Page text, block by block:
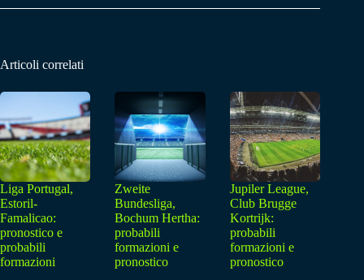
Articoli correlati
Liga Portugal,
Estoril-
Famalicao:
pronostico e
probabili
formazioni
Zweite
Bundesliga,
Bochum Hertha:
probabili
formazioni e
pronostico
Jupiler League,
Club Brugge
Kortrijk:
probabili
formazioni e
pronostico